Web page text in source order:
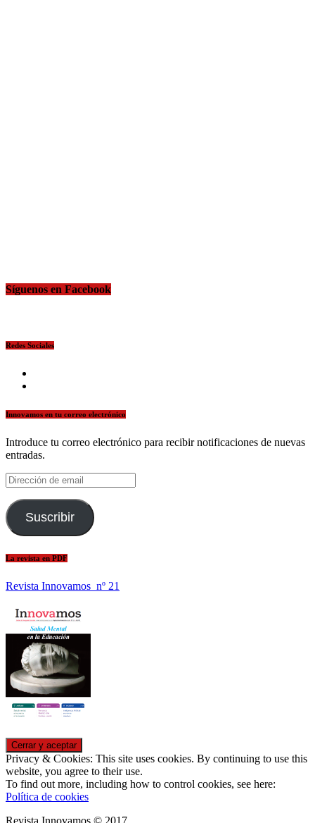
Síguenos en Facebook
Redes Sociales
Innovamos en tu correo electrónico
Introduce tu correo electrónico para recibir notificaciones de nuevas
entradas.
Dirección
de
email
Suscribir
La revista en PDF
Revista Innovamos nº 21
Privacy & Cookies: This site uses cookies. By continuing to use this
website, you agree to their use.
To find out more, including how to control cookies, see here:
Política de cookies
Revista Innovamos © 2017